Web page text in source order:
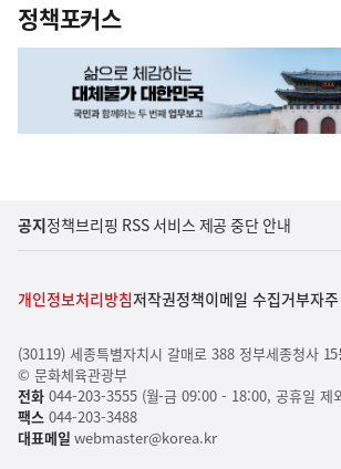
정책포커스
공지정책브리핑 RSS 서비스 제공 중단 안내
개인정보처리방침저작권정책이메일 수집거부자
(30119) 세종특별자치시 갈매로 388 정부세종청사 15
© 문화체육관광부
전화044-203-3555 (월-금 09:00 - 18:00, 공휴일 제
팩스044-203-3488
대표메일 webmaster@korea.kr